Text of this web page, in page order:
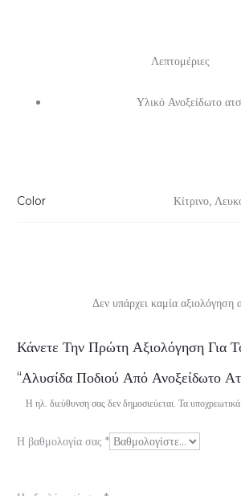
Λεπτομέριες
Υλικό Ανοξείδωτο
Color Κίτρινο,
Α
ξ
ο
ο
Δεν υπάρχει καμία αξιολόγηση
Κάνετε Την Πρώτη Αξιολόγηση Για
“Αλυσίδα Ποδιού Από Ανοξείδωτο
Η ηλ. διεύθυνση σας δεν δημοσιεύεται. Τα
Η βαθμολογία σας *